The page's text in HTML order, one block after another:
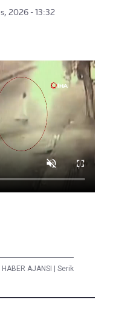
2026 - 13:32
AJANSI Serik